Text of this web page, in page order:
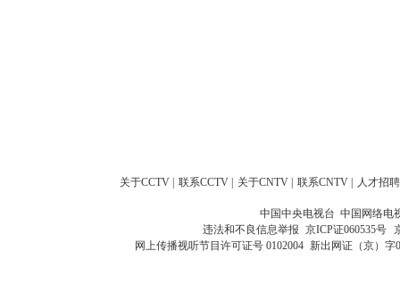
关于CCTV 联系CCTV 关于CNTV 联系CNTV 人才招聘
中国中央电视台 中国网络电
违法和不良信息举报 京ICP证060535号
网上传播视听节目许可证号 0102004 新出网证（京）